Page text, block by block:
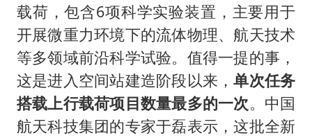
载荷，包含6项科学实验装置，主要用于
开展微重力环境下的流体物理、航天技术
等多领域前沿科学试验。值得一提的事，
这是进入空间站建造阶段以来，单次任务
搭载上行载荷项目数量最多的一次。中国
航天科技集团的专家于磊表示，这批全新